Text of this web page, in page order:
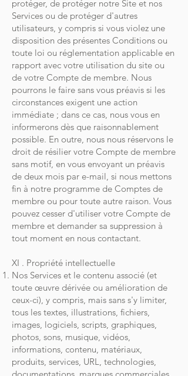
protéger, de protéger notre Site et nos
Services ou de protéger d'autres
utilisateurs, y compris si vous violez une
disposition des présentes Conditions ou
toute loi ou réglementation applicable en
rapport avec votre utilisation du site ou
de votre Compte de membre. Nous
pourrons le faire sans vous préavis si les
circonstances exigent une action
immédiate ; dans ce cas, nous vous en
informerons dès que raisonnablement
possible. En outre, nous nous réservons le
droit de résilier votre Compte de membre
sans motif, en vous envoyant un préavis
de deux mois par e-mail, si nous mettons
fin à notre programme de Comptes de
membre ou pour toute autre raison. Vous
pouvez cesser d'utiliser votre Compte de
membre et demander sa suppression à
tout moment en nous contactant.
XI . Propriété intellectuelle
Nos Services et le contenu associé (et
toute œuvre dérivée ou amélioration de
ceux-ci), y compris, mais sans s'y limiter,
tous les textes, illustrations, fichiers,
images, logiciels, scripts, graphiques,
photos, sons, musique, vidéos,
informations, contenu, matériaux,
produits, services, URL, technologies,